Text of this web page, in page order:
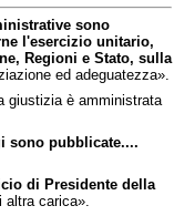
sono
l'esercizio unitario,
Regioni e Stato, sulla
ed adeguatezza».
giustizia è amministrata
sono pubblicate....
di Presidente della
carica».